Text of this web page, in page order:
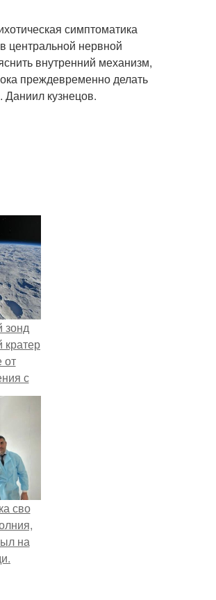
симптоматика
центральной нервной
внутренний механизм,
преждевременно делать
кузнецов.
зонд
кратер
от
с
9.
сво
на